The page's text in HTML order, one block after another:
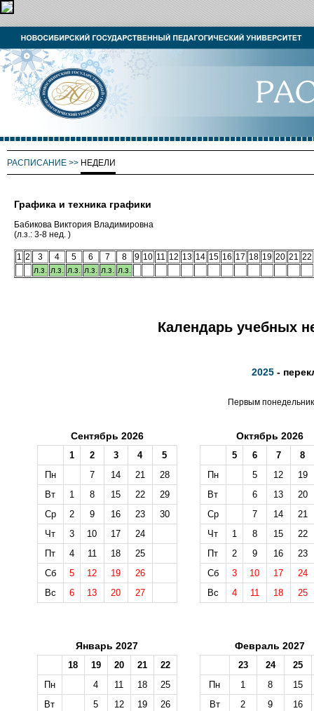
РАСПИСАНИЕ >> НЕДЕЛИ
Графика и техника графики
Бабикова Виктория Владимировна
(л.з.: 3-8 нед. )
1 2 3 4 5 6 7 8 9 10 11 12 13 14 15 16 17 18 19 20 21 22
л.з. л.з. л.з. л.з. л.з. л.з.
Календарь учебных
2025 -
Первым
Сентябрь 2026
1 2 3 4
5
Пн
7 14 21
28
Вт
1 8 15 22
29
Ср
2 9 16 23
30
Чт
3 10 17
24
Пт
4 11 18
25
Сб
5 12 19
26
Вс
6 13 20 27
Октябрь 2026
5 6 7
8
Пн
5 12
19
Вт
6 13
20
Ср
7 14
21
Чт
1 8 15
22
Пт
2 9 16
23
Сб
3 10 17
24
Вс
4 11 18 25
Январь 2027
18 19 20 21
22
Пн
4 11 18
25
Вт
5 12 19
26
Февраль 2027
23 24
25
Пн
1 8
15
Вт
2 9
16